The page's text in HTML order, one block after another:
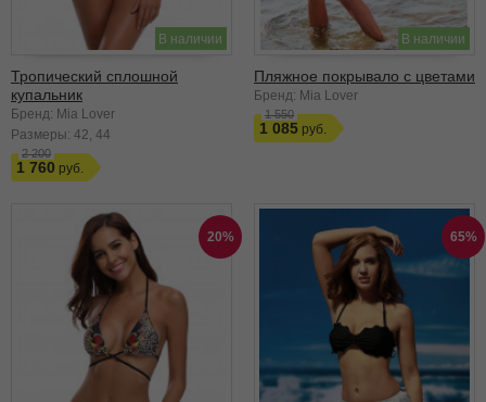
В наличии
Тропический сплошной
купальник
Бренд: Mia Lover
Размеры: 42 44
2 200
1 760
В наличии
Пляжное покрывало с цветами
Бренд: Mia Lover
1 550
1 085
20% 65%